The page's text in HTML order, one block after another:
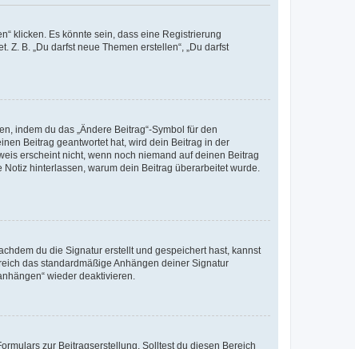
klicken. Es könnte sein, dass eine Registrierung
B. „Du darfst neue Themen erstellen“, „Du darfst
indem du das „Ändere Beitrag“-Symbol für den
Beitrag geantwortet hat, wird dein Beitrag in der
erscheint nicht, wenn noch niemand auf deinen Beitrag
hinterlassen, warum dein Beitrag überarbeitet wurde.
du die Signatur erstellt und gespeichert hast, kannst
das standardmäßige Anhängen deiner Signatur
wieder deaktivieren.
zur Beitragserstellung. Solltest du diesen Bereich